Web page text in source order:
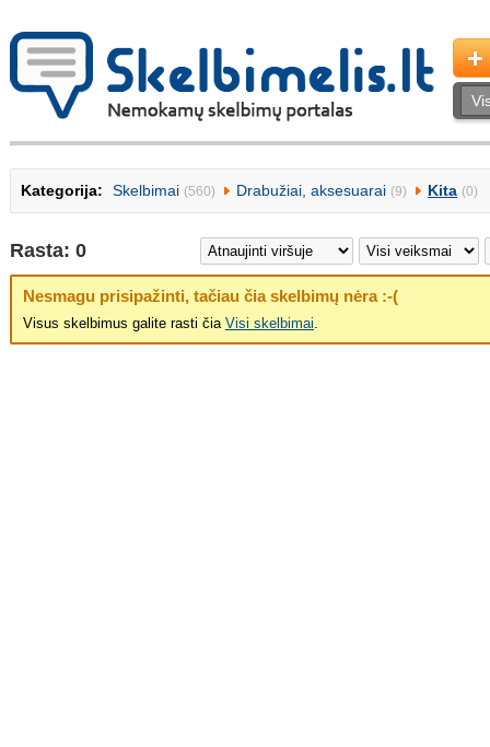
Kategorija: Skelbimai (560) Drabužiai, aksesuarai (9) Kita (0)
Rasta: 0
Nesmagu prisipažinti, tačiau čia skelbimų nėra :-(
Visus skelbimus galite rasti čia Visi skelbimai.